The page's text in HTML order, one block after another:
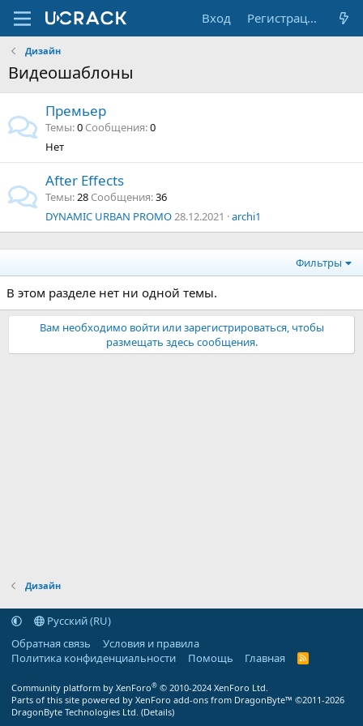
Вход Регистрация
Дизайн
Видеошаблоны
Премьер
Темы 0 Сообщения 0
Нет
After Effects
Темы 28 Сообщения 36
DYNAMIC URBAN PROMO28.12.2021 archi1
Фильтры
В этом разделе нет ни одной темы.
Вам необходимо войти или зарегистрироваться, чтобы
размещать здесь сообщения.
Дизайн
Русский (RU)
Обратная связь
Условия и правила
Политика конфиденциальности
Помощь Главная
R
Community platform by XenForo® © 2010-2024 XenForo Ltd.
Parts of this site powered by XenForo add-ons from DragonByte™ ©2011-2026
DragonByte Technologies Ltd. (Details)